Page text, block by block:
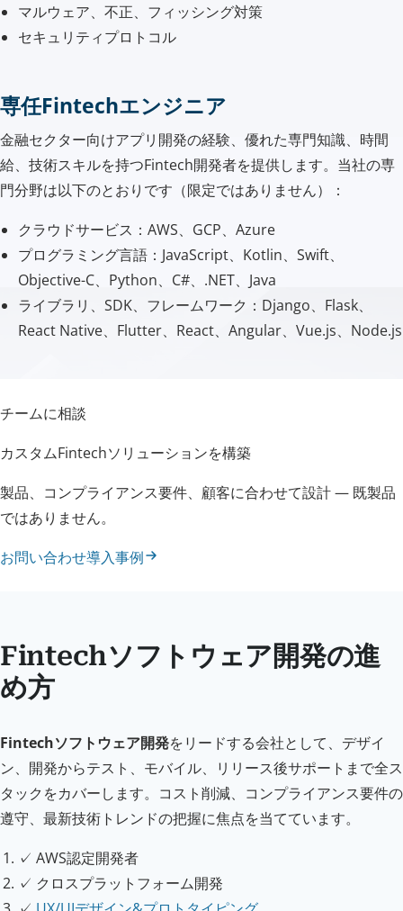
マルウェア、不正、フィッシング対策
セキュリティプロトコル
専任Fintechエンジニア
金融セクター向けアプリ開発の経験、優れた専門知識、時間
給、技術スキルを持つFintech開発者を提供します。当社の専
門分野は以下のとおりです（限定ではありません）：
クラウドサービス：AWS、GCP、Azure
プログラミング言語：JavaScript、Kotlin、Swift、
Objective-C、Python、C#、.NET、Java
ライブラリ、SDK、フレームワーク：Django、Flask、
React Native、Flutter、React、Angular、Vue.js、Node.js
チームに相談
カスタムFintechソリューションを構築
製品、コンプライアンス要件、顧客に合わせて設計 — 既製品
ではありません。
お問い合わせ導入事例
Fintechソフトウェア開発の進
め方
Fintechソフトウェア開発をリードする会社として、デザイ
ン、開発からテスト、モバイル、リリース後サポートまで全ス
タックをカバーします。コスト削減、コンプライアンス要件の
遵守、最新技術トレンドの把握に焦点を当てています。
✓ AWS認定開発者
✓ クロスプラットフォーム開発